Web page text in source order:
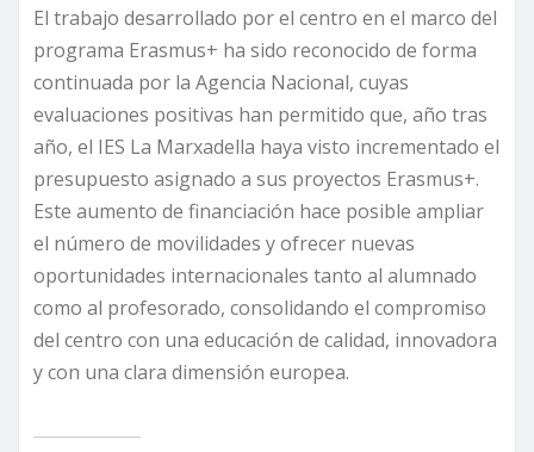
El trabajo desarrollado por el centro en el marco del
programa Erasmus+ ha sido reconocido de forma
continuada por la Agencia Nacional, cuyas
evaluaciones positivas han permitido que, año tras
año, el IES La Marxadella haya visto incrementado el
presupuesto asignado a sus proyectos Erasmus+.
Este aumento de financiación hace posible ampliar
el número de movilidades y ofrecer nuevas
oportunidades internacionales tanto al alumnado
como al profesorado, consolidando el compromiso
del centro con una educación de calidad, innovadora
y con una clara dimensión europea.